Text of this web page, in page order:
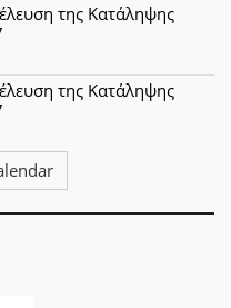
της Κατάληψης
της Κατάληψης